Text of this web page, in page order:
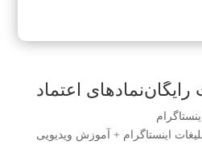
نمادهای اعتماد
اینستاگرام + آموزش ویدیویی